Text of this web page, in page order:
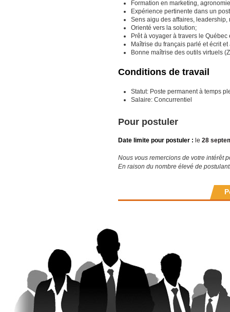
Formation en marketing,
Expérience pertinente dans un
Sens aigu des affaires, leadership,
Orienté vers la solution;
Prêt à voyager à travers le Québec
Maîtrise du français parlé et écrit
Bonne maîtrise des outils virtuels
Conditions de travail
Statut: Poste permanent à temps
Salaire: Concurrentiel
Pour postuler
Date limite pour postuler : le 28
Nous vous remercions de votre intérêt
En raison du nombre élevé de